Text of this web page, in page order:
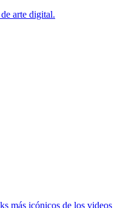
arte digital.
más icónicos de los videos